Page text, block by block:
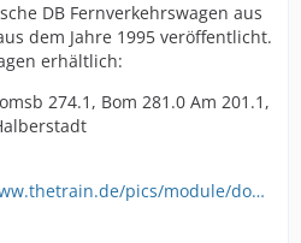
DB Fernverkehrswagen aus
dem Jahre 1995 veröffentlicht.
erhältlich:
274.1, Bom 281.0 Am 201.1,
pics/module/do…